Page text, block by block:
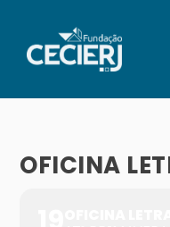
OFICINA